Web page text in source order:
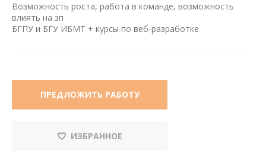
Возможность роста, работа в команде, возможность
влиять на зп
БГПУ и БГУ ИБМТ + курсы по веб-разработке
ПРЕДЛОЖИТЬ РАБОТУ
ИЗБРАННОЕ